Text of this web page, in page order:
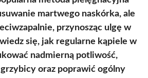
martwego naskórka, ale
przynosząc ulgę w
się, jak regularne kąpiele w
nadmierną potliwość,
oraz poprawić ogólny